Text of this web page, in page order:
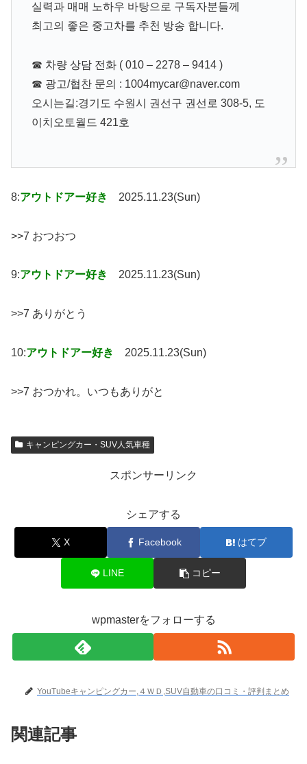
실력과 매매 노하우 바탕으로 구독자분들께
최고의 좋은 중고차를 추천 방송 합니다.
☎ 차량 상담 전화 ( 010 – 2278 – 9414 )
☎ 광고/협찬 문의 : 1004mycar@naver.com
오시는길:경기도 수원시 권선구 권선로 308-5, 도
이치오토월드 421호
8:アウトドアー好き 2025.11.23(Sun)
>>7 おつおつ
9:アウトドアー好き 2025.11.23(Sun)
>>7 ありがとう
10:アウトドアー好き 2025.11.23(Sun)
>>7 おつかれ。いつもありがと
キャンピングカー・SUV人気車種
スポンサーリンク
シェアする
X Facebook はてブ
LINE コピー
wpmasterをフォローする
YouTubeキャンピングカー,４ＷＤ,SUV自動車の口コミ・評判まとめ
関連記事